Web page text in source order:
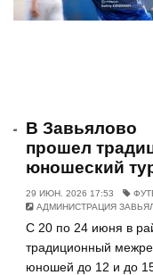
В Завьялово
прошел
юношеский
29 ИЮН. 2026 17:53
АДМИНИСТРАЦИЯ
С 20 по 24 июня в
традиционный
юношей до 12 и до